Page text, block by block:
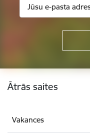
Kājene
Ātrās saites
Vakances